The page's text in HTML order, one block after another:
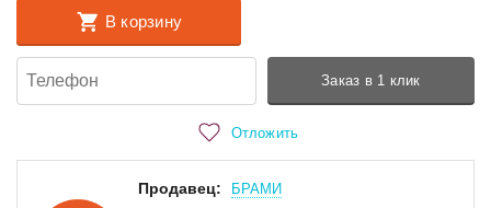
В корзину
Заказ в 1 клик
Отложить
Продавец:
БРАМИ